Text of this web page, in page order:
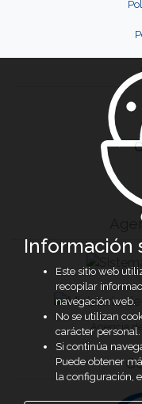
Agencia
Información
Este sitio web
recopilar
navegación web.
No se utilizan
carácter personal.
Si continúa
Puede obtener
la configuración,